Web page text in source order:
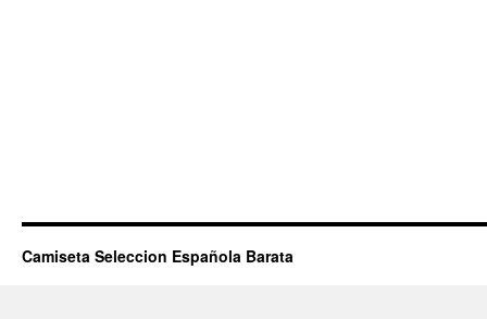
Camiseta Seleccion Española Barata